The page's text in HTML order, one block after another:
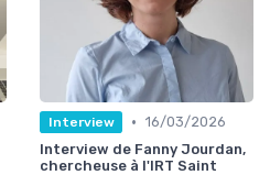
Interview • 16/03/2026
Interview de Fanny Jourdan,
chercheuse à l'IRT Saint